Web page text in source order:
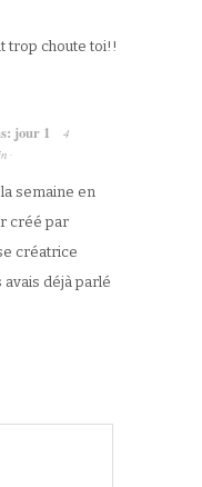
trop choute toi!!
jour 1
4
·
semaine en
créé par
créatrice
avais déjà parlé